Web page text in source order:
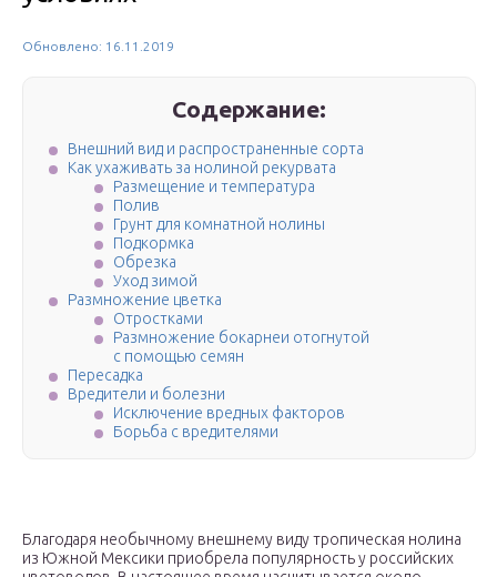
Обновлено: 16.11.2019
Содержание:
Внешний вид и распространенные сорта
Как ухаживать за нолиной рекурвата
Размещение и температура
Полив
Грунт для комнатной нолины
Подкормка
Обрезка
Уход зимой
Размножение цветка
Отростками
Размножение бокарнеи отогнутой
с помощью семян
Пересадка
Вредители и болезни
Исключение вредных факторов
Борьба с вредителями
Благодаря необычному внешнему виду тропическая нолина
из Южной Мексики приобрела популярность у российских